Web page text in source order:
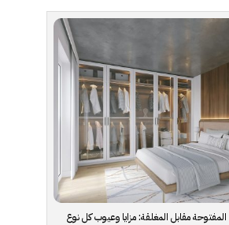
المفتوحة مقابل المغلقة: مزايا وعيوب كل نوع